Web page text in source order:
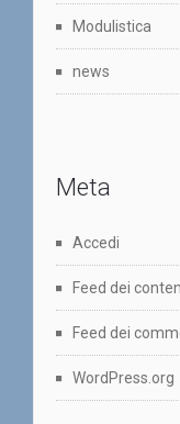
Modulistica
news
Meta
Accedi
Feed dei
Feed dei
WordPress.org